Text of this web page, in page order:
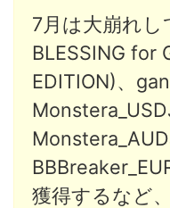
7月は大崩れし
BLESSING for
EDITION)、
獲得するなど